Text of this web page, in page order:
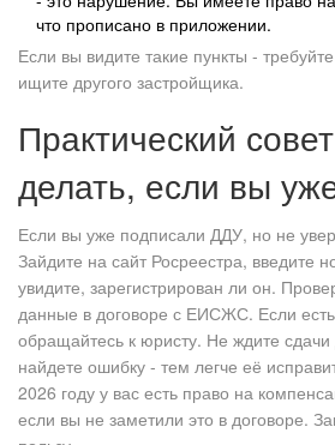
что прописано в приложении.
Если вы видите такие пункты -
ищите другого застройщика.
Практический
делать, если вы
Если вы уже подписали ДДУ, но не
Зайдите на сайт Росреестра, введите
увидите, зарегистрирован ли он.
данные в договоре с ЕИСЖС. Если
обращайтесь к юристу. Не ждите
найдете ошибку - тем легче её
2026 году у вас есть право на
если вы не заметили это в договоре.